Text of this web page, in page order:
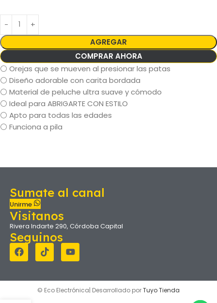
AGREGAR
COMPRAR AHORA
⚪ Orejas que se mueven al presionar las patas
⚪ Diseño adorable con carita bordada
⚪ Material de peluche ultra suave y cómodo
⚪ Ideal para ABRIGARTE CON ESTILO
⚪ Apto para todas las edades
⚪ Funciona a pila
Sumate al canal
Unirme
Visitanos
Rivera Indarte 290, Córdoba Capital
Seguinos
© Eco Electrónica| Desarrollado porTuyo Tienda